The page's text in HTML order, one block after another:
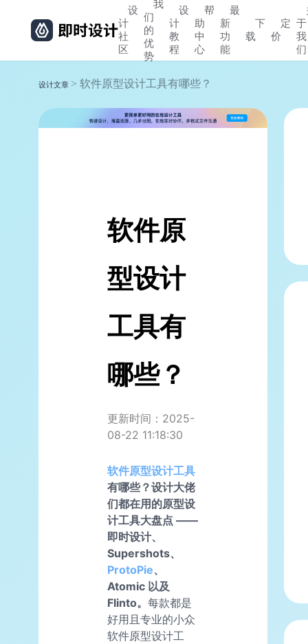
设
计
社
区
我
们
的
优
势
设
计
教
程
帮
助
中
心
最
新
功
能
下
载
定
价
于
我
们
设计文章 > 软件原型设计工具有哪些？
软件原
型设计
工具有
哪些？
更新时间：2025-
08-22 11:18:30
软件原型设计工具
有哪些？设计大佬
们都在用的原型设
计工具大盘点 ——
即时设计、
Supershots、
ProtoPie、
Atomic 以及
Flinto。 每款都是
好用且专业的小众
软件原型设计工